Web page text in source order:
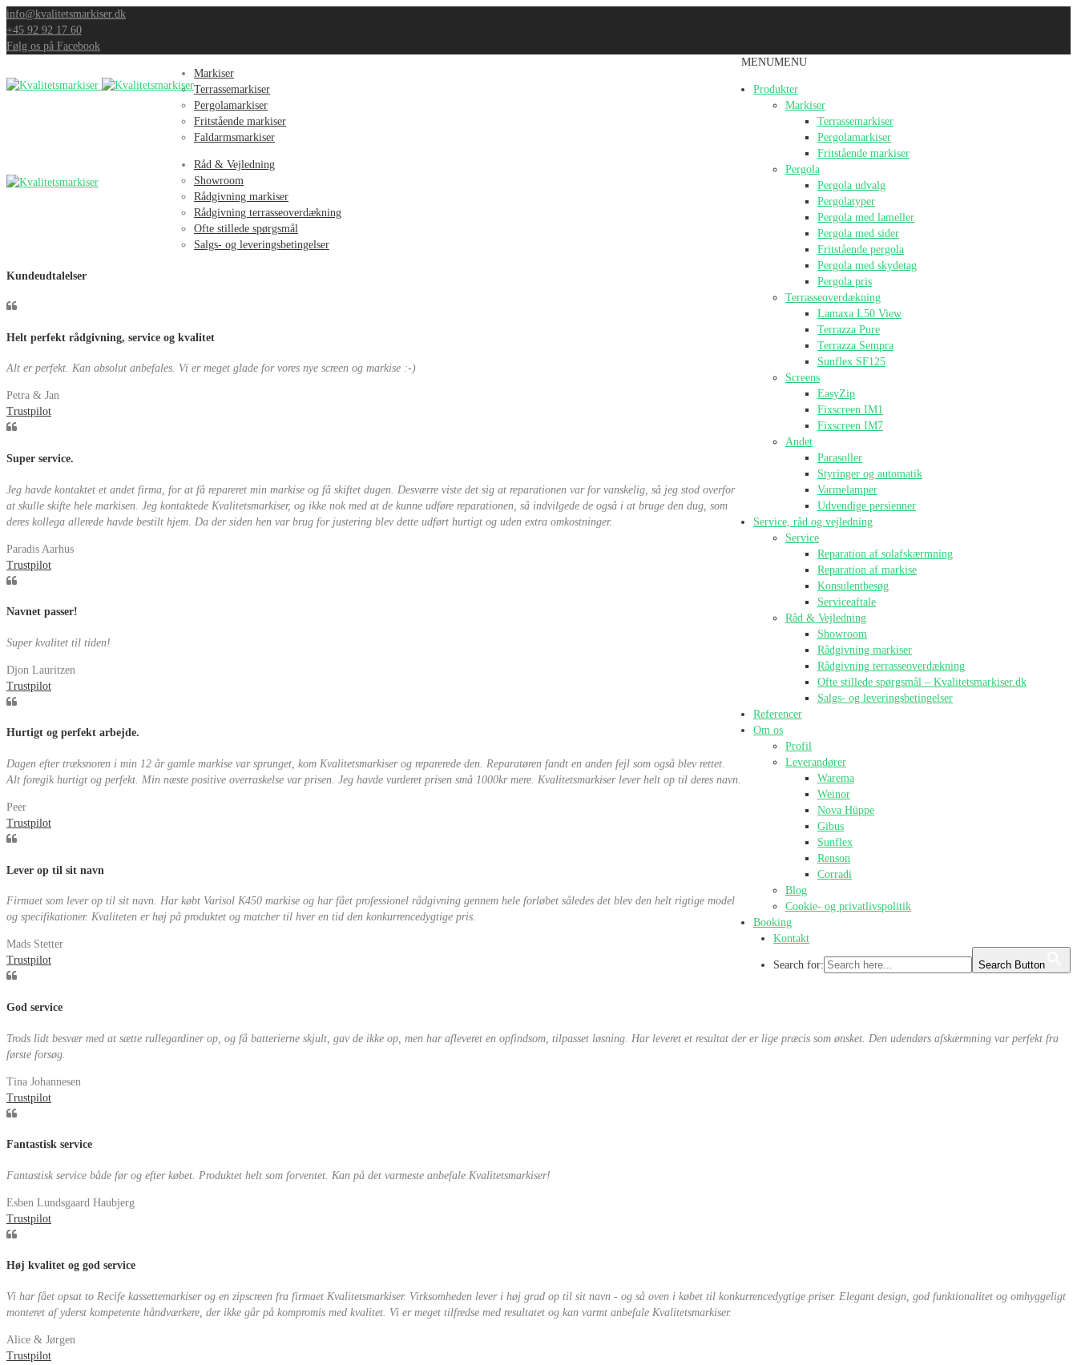
info@kvalitetsmarkiser.dk
+45 92 92 17 60
Følg os på Facebook
MENUMENU
Produkter
Markiser
Terrassemarkiser
Pergolamarkiser
Fritstående markiser
Pergola
Pergola udvalg
Pergolatyper
Pergola med lameller
Pergola med sider
Fritstående pergola
Pergola med skydetag
Pergola pris
Terrasseoverdækning
Lamaxa L50 View
Terrazza Pure
Terrazza Sempra
Sunflex SF125
Screens
EasyZip
Fixscreen IM1
Fixscreen IM7
Andet
Parasoller
Styringer og automatik
Varmelamper
Udvendige persienner
Service, råd og vejledning
Service
Reparation af solafskærmning
Reparation af markise
Konsulentbesøg
Serviceaftale
Råd & Vejledning
Showroom
Rådgivning markiser
Rådgivning terrasseoverdækning
Ofte stillede spørgsmål – Kvalitetsmarkiser.dk
Salgs- og leveringsbetingelser
Referencer
Om os
Profil
Leverandører
Warema
Weinor
Nova Hüppe
Gibus
Sunflex
Renson
Corradi
Blog
Cookie- og privatlivspolitik
Booking
Kontakt
Search for: Search Button
Markiser
Terrassemarkiser
Pergolamarkiser
Fritstående markiser
Faldarmsmarkiser
Råd & Vejledning
Showroom
Rådgivning markiser
Rådgivning terrasseoverdækning
Ofte stillede spørgsmål
Salgs- og leveringsbetingelser
Kundeudtalelser
Helt perfekt rådgivning, service og kvalitet
Alt er perfekt. Kan absolut anbefales. Vi er meget glade for vores nye screen og markise :-)
Petra & Jan
Trustpilot
Super service.
Jeg havde kontaktet et andet firma, for at få repareret min markise og få skiftet dugen. Desværre viste det sig at reparationen var for vanskelig, så jeg stod overfor
at skulle skifte hele markisen. Jeg kontaktede Kvalitetsmarkiser, og ikke nok med at de kunne udføre reparationen, så indvilgede de også i at bruge den dug, som
deres kollega allerede havde bestilt hjem. Da der siden hen var brug for justering blev dette udført hurtigt og uden extra omkostninger.
Paradis Aarhus
Trustpilot
Navnet passer!
Super kvalitet til tiden!
Djon Lauritzen
Trustpilot
Hurtigt og perfekt arbejde.
Dagen efter træksnoren i min 12 år gamle markise var sprunget, kom Kvalitetsmarkiser og reparerede den. Reparatøren fandt en anden fejl som også blev rettet.
Alt foregik hurtigt og perfekt. Min næste positive overraskelse var prisen. Jeg havde vurderet prisen små 1000kr mere. Kvalitetsmarkiser lever helt op til deres navn.
Peer
Trustpilot
Lever op til sit navn
Firmaet som lever op til sit navn. Har købt Varisol K450 markise og har fået professionel rådgivning gennem hele forløbet således det blev den helt rigtige model
og specifikationer. Kvaliteten er høj på produktet og matcher til hver en tid den konkurrencedygtige pris.
Mads Stetter
Trustpilot
God service
Trods lidt besvær med at sætte rullegardiner op, og få batterierne skjult, gav de ikke op, men har afleveret en opfindsom, tilpasset løsning. Har leveret et resultat der er lige præcis som ønsket. Den udendørs afskærmning var perfekt fra
første forsøg.
Tina Johannesen
Trustpilot
Fantastisk service
Fantastisk service både før og efter købet. Produktet helt som forventet. Kan på det varmeste anbefale Kvalitetsmarkiser!
Esben Lundsgaard Haubjerg
Trustpilot
Høj kvalitet og god service
Vi har fået opsat to Recife kassettemarkiser og en zipscreen fra firmaet Kvalitetsmarkiser. Virksomheden lever i høj grad op til sit navn - og så oven i købet til konkurrencedygtige priser. Elegant design, god funktionalitet og omhyggeligt
monteret af yderst kompetente håndværkere, der ikke går på kompromis med kvalitet. Vi er meget tilfredse med resultatet og kan varmt anbefale Kvalitetsmarkiser.
Alice & Jørgen
Trustpilot